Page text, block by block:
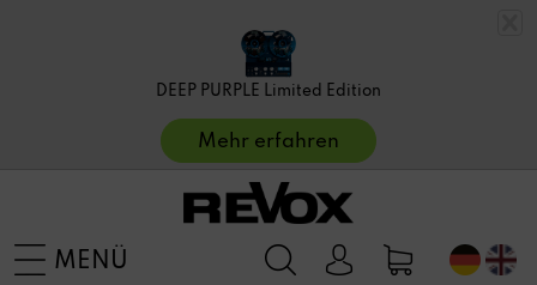
DEEP PURPLE Limited Edition
Mehr erfahren
MENÜ